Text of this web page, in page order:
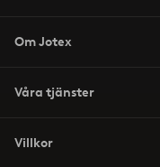
Om Jotex
Våra tjänster
Villkor